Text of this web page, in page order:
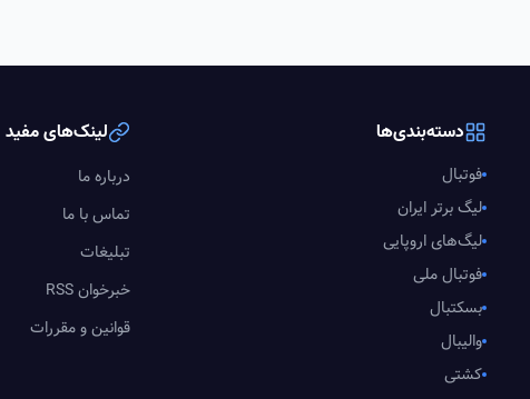
دسته‌بندی‌ها
فوتبال
لیگ برتر ایران
لیگ‌های اروپایی
فوتبال ملی
بسکتبال
والیبال
کشتی
لینک‌های مفید
درباره ما
تماس با ما
تبلیغات
خبرخوان RSS
قوانین و مقررات